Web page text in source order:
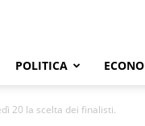
Salerno
POLITICA
20 la scelta dei finalisti.